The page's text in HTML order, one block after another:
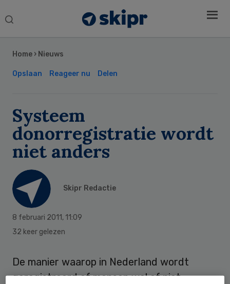
Search
Home › Nieuws
Opslaan Reageer nu Delen
Systeem
donorregistratie wordt
niet anders
Skipr Redactie
8 februari 2011, 11:09
32 keer gelezen
De manier waarop in Nederland wordt
geregistreerd of mensen wel of niet
Sidebar